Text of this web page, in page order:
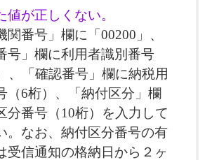
値が正しくない。
関番号」欄に「00200」、
号」欄に利用者識別番号
、「確認番号」欄に納税用
（6桁）、「納付区分」欄
分番号（10桁）を入力して
。なお、納付区分番号の有
受信通知の格納日から２ヶ